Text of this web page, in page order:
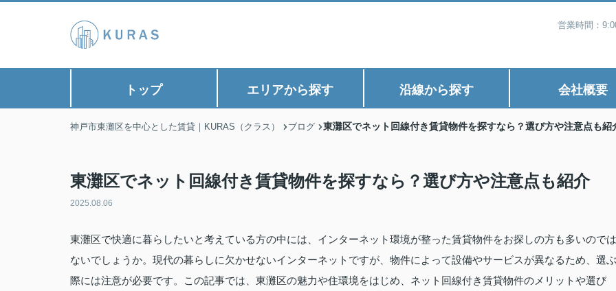
営業時間：
トップ エリアから探す 沿線から探す 会社概要
神戸市東灘区を中心とした賃貸｜KURAS（クラス） ブログ 東灘区でネット回線付き賃貸物件を探すなら？選び方や注意点も紹
東灘区でネット回線付き賃貸物件を探すなら？選び方や注意点も紹介
2025.08.06
東灘区で快適に暮らしたいと考えている方の中には、インターネット環境が整った賃貸物件をお探しの方も多いのでは
ないでしょうか。現代の暮らしに欠かせないインターネットですが、物件によって設備やサービスが異なるため、選ぶ
際には注意が必要です。この記事では、東灘区の魅力や住環境をはじめ、ネット回線付き賃貸物件のメリットや選び